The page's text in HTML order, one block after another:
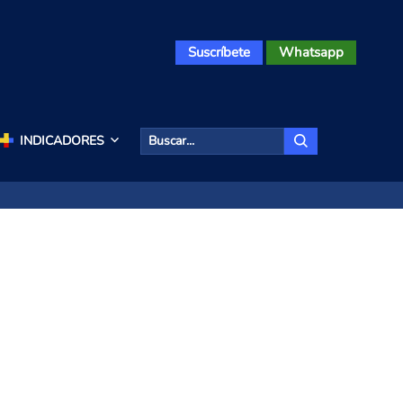
Suscríbete Whatsapp
INDICADORES